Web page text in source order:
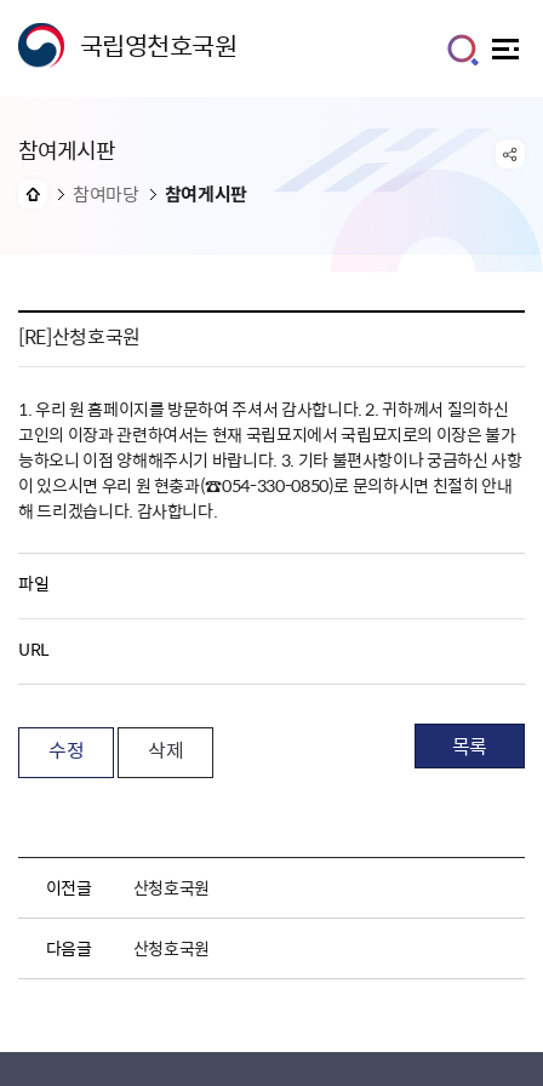
국립영천호국원
참여게시판
참여마당 참여게시판
[RE]산청호국원
1. 우리 원 홈페이지를 방문하여 주셔서 감사합니다. 2. 귀하께서 질의하신
고인의 이장과 관련하여서는 현재 국립묘지에서 국립묘지로의 이장은 불가
능하오니 이점 양해해주시기 바랍니다. 3. 기타 불편사항이나 궁금하신 사항
이 있으시면 우리 원 현충과(☎054-330-0850)로 문의하시면 친절히 안내
해 드리겠습니다. 감사합니다.
파일
URL
수정 삭제 목록
이전글 산청호국원
다음글 산청호국원